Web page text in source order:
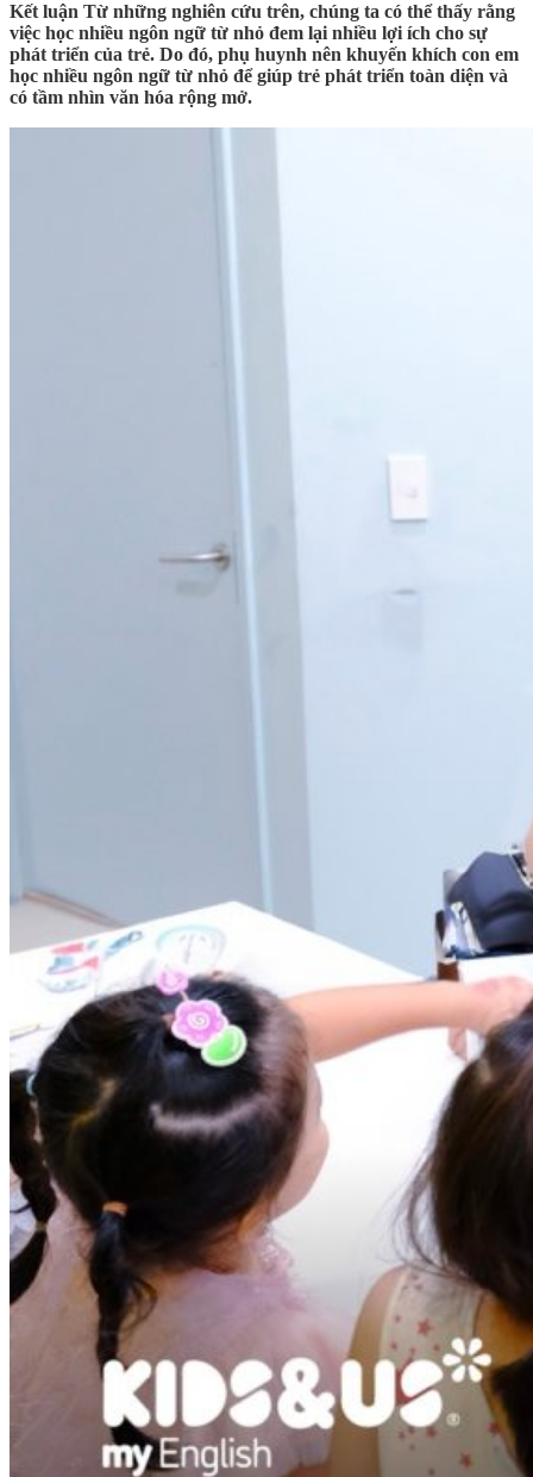
Kết luận Từ những nghiên cứu trên, chúng ta có thể thấy rằng
việc học nhiều ngôn ngữ từ nhỏ đem lại nhiều lợi ích cho sự
phát triển của trẻ. Do đó, phụ huynh nên khuyến khích con em
học nhiều ngôn ngữ từ nhỏ để giúp trẻ phát triển toàn diện và
có tầm nhìn văn hóa rộng mở.